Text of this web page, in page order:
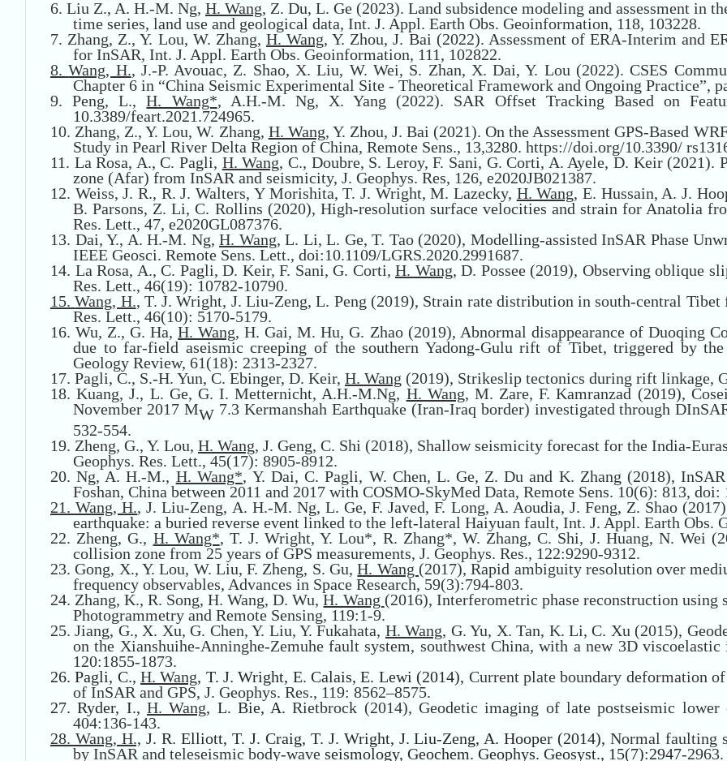
6. Liu Z., A. H.-M. Ng, H. Wang, Z. Du, L. Ge (2023). Land subsidence modeling and assessment in
time series, land use and geological data, Int. J. Appl. Earth Obs. Geoinformation, 118, 103228.
7. Zhang, Z., Y. Lou, W. Zhang, H. Wang, Y. Zhou, J. Bai (2022). Assessment of ERA-Interim and
for InSAR, Int. J. Appl. Earth Obs. Geoinformation, 111, 102822.
8.Wang, H., J.-P. Avouac, Z. Shao, X. Liu, W. Wei, S. Zhan, X. Dai, Y. Lou (2022). CSES
Chapter 6 in “China Seismic Experimental Site - Theoretical Framework and Ongoing Practice”,
9.Peng, L.,H. Wang*, A.H.-M. Ng, X. Yang (2022). SAR Offset Tracking Based on
10.3389/feart.2021.724965.
10. Zhang, Z., Y. Lou, W. Zhang, H. Wang, Y. Zhou, J. Bai (2021). On the Assessment GPS-Based
Study in Pearl River Delta Region of China, Remote Sens., 13,3280. https://doi.org/10.3390/
11. La Rosa, A., C. Pagli, H. Wang, C., Doubre, S. Leroy, F. Sani, G. Corti, A. Ayele, D. Keir
zone (Afar) from InSAR and seismicity, J. Geophys. Res, 126, e2020JB021387.
12. Weiss, J. R., R. J. Walters, Y Morishita, T. J. Wright, M. Lazecky, H. Wang, E. Hussain, A. J.
B. Parsons, Z. Li, C. Rollins (2020), High‐resolution surface velocities and strain for Anatolia
Res. Lett., 47, e2020GL087376.
13. Dai, Y., A. H.-M. Ng,H. Wang, L. Li, L. Ge, T. Tao (2020), Modelling-assisted InSAR Phase
IEEE Geosci. Remote Sens. Lett., doi:10.1109/LGRS.2020.2991687.
14. La Rosa, A., C. Pagli, D. Keir, F. Sani, G. Corti, H. Wang, D. Possee (2019), Observing oblique
Res. Lett., 46(19): 10782-10790.
15.Wang, H., T. J. Wright, J. Liu-Zeng, L. Peng (2019), Strain rate distribution in south-central Tibet
Res. Lett., 46(10): 5170-5179.
16.Wu, Z., G. Ha,H. Wang, H. Gai, M. Hu, G. Zhao (2019), Abnormal disappearance of Duoqing
due to far-field aseismic creeping of the southern Yadong-Gulu rift of Tibet, triggered by
Geology Review, 61(18): 2313-2327.
17. Pagli, C., S.-H. Yun, C. Ebinger, D. Keir, H. Wang (2019), Strikeslip tectonics during rift linkage,
18.Kuang, J., L. Ge, G. I. Metternicht, A.H.-M.Ng, H. Wang, M. Zare, F. Kamranzad (2019),
November 2017 MW7.3 Kermanshah Earthquake (Iran-Iraq border) investigated through
532-554.
19. Zheng, G., Y. Lou, H. Wang, J. Geng, C. Shi (2018), Shallow seismicity forecast for the India-
Geophys. Res. Lett., 45(17): 8905-8912.
20.Ng, A. H.-M., H. Wang*, Y. Dai, C. Pagli, W. Chen, L. Ge, Z. Du and K. Zhang (2018),
Foshan, China between 2011 and 2017 with COSMO-SkyMed Data, Remote Sens. 10(6): 813, doi:
21.Wang, H., J. Liu-Zeng, A. H.-M. Ng, L. Ge, F. Javed, F. Long, A. Aoudia, J. Feng, Z. Shao
earthquake: a buried reverse event linked to the left-lateral Haiyuan fault, Int. J. Appl. Earth Obs.
22. Zheng, G., H. Wang*, T. J. Wright, Y. Lou*, R. Zhang*, W. Zhang, C. Shi, J. Huang, N. Wei
collision zone from 25 years of GPS measurements, J. Geophys. Res., 122:9290-9312.
23.Gong, X., Y. Lou, W. Liu, F. Zheng, S. Gu,H. Wang (2017), Rapid ambiguity resolution over
frequency observables, Advances in Space Research, 59(3):794-803.
24. Zhang, K., R. Song, H. Wang, D. Wu,H. Wang (2016), Interferometric phase reconstruction
Photogrammetry and Remote Sensing, 119:1-9.
25.Jiang, G., X. Xu, G. Chen, Y. Liu, Y. Fukahata, H. Wang, G. Yu, X. Tan, K. Li, C. Xu (2015),
on the Xianshuihe-Anninghe-Zemuhe fault system, southwest China, with a new 3D
120:1855-1873.
26.Pagli, C.,H. Wang, T. J. Wright, E. Calais, E. Lewi (2014), Current plate boundary deformation
of InSAR and GPS, J. Geophys. Res., 119: 8562–8575.
27.Ryder, I., H. Wang, L. Bie, A.Rietbrock (2014), Geodetic imaging of late postseismic
404:136-143.
28. Wang, H., J. R. Elliott, T. J. Craig, T. J. Wright, J. Liu-Zeng, A. Hooper (2014),Normal faulting
by InSAR and teleseismic body-wave seismology, Geochem. Geophys. Geosyst., 15(7):2947-2963.